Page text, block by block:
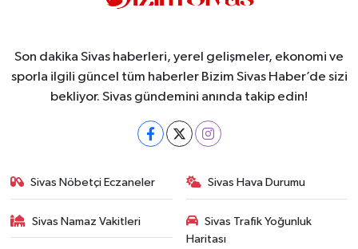
Son dakika Sivas haberleri, yerel gelişmeler, ekonomi ve
sporla ilgili güncel tüm haberler Bizim Sivas Haber’de sizi
bekliyor. Sivas gündemini anında takip edin!
Sivas Nöbetçi Eczaneler Sivas Hava Durumu
Sivas Namaz Vakitleri
Sivas Trafik Yoğunluk
Haritası